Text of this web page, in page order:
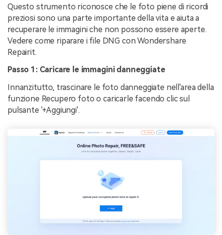
Questo strumento riconosce che le foto piene di ricordi
preziosi sono una parte importante della vita e aiuta a
recuperare le immagini che non possono essere aperte.
Vedere come riparare i file DNG con Wondershare
Repairit.
Passo 1: Caricare le immagini danneggiate
Innanzitutto, trascinare le foto danneggiate nell'area della
funzione Recupero foto o caricarle facendo clic sul
pulsante '+Aggiungi'.